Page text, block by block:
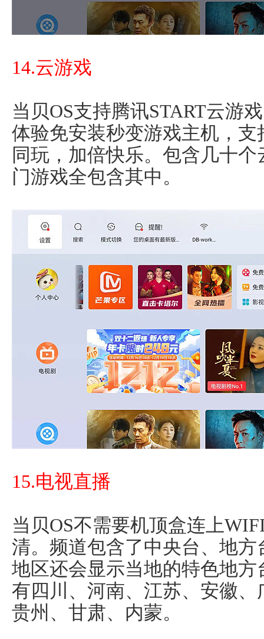
14.云游戏
当贝OS支持腾讯START云游
体验免安装秒变游戏主机，
同玩，加倍快乐。包含几十
门游戏全包含其中。
15.电视直播
当贝OS不需要机顶盒连上
清。频道包含了中央台、地
地区还会显示当地的特色地
有四川、河南、江苏、安徽
贵州、甘肃、内蒙。